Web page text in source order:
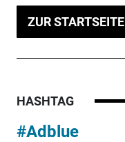
ZUR STARTSEITE
HASHTAG
#Adblue